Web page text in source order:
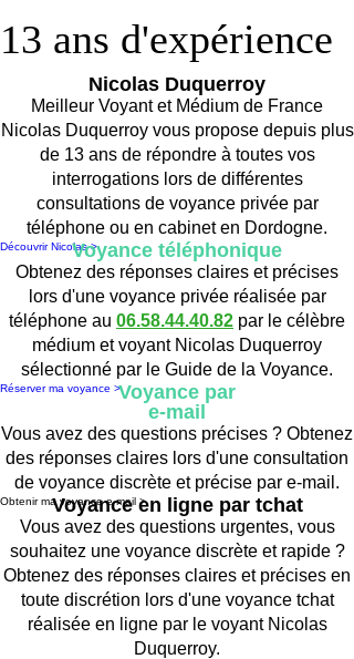
13 ans d'expérience
13 ans d'expérience
Nicolas Duquerroy
Meilleur Voyant et Médium de France
Nicolas Duquerroy vous propose depuis plus
de 13 ans de répondre à toutes vos
interrogations lors de différentes
consultations de voyance privée par
téléphone ou en cabinet en Dordogne.
Découvrir Nicolas >Voyance téléphonique
Obtenez des réponses claires et précises
lors d'une voyance privée réalisée par
téléphone au 06.58.44.40.82 par le célèbre
médium et voyant Nicolas Duquerroy
sélectionné par le Guide de la Voyance.
Réserver ma voyance >Voyance par
e-mail
Vous avez des questions précises ? Obtenez
des réponses claires lors d'une consultation
de voyance discrète et précise par e-mail.
Obtenir ma voyance e-mail >
Voyance en ligne par tchat
Vous avez des questions urgentes, vous
souhaitez une voyance discrète et rapide ?
Obtenez des réponses claires et précises en
toute discrétion lors d'une voyance tchat
réalisée en ligne par le voyant Nicolas
Duquerroy.